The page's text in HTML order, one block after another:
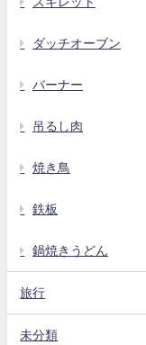
ダッチオーブン
バーナー
吊るし肉
焼き鳥
鉄板
鍋焼きうどん
旅行
未分類